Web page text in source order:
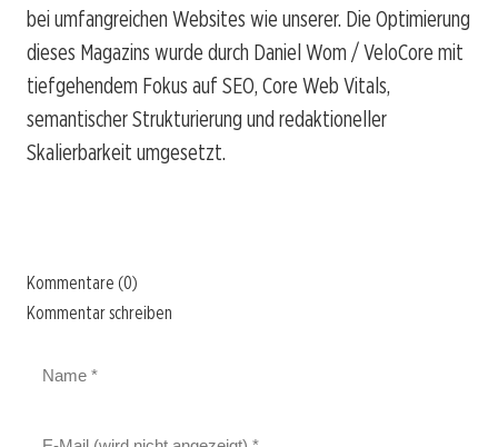
bei umfangreichen Websites wie unserer. Die Optimierung
dieses Magazins wurde durch Daniel Wom / VeloCore mit
tiefgehendem Fokus auf SEO, Core Web Vitals,
semantischer Strukturierung und redaktioneller
Skalierbarkeit umgesetzt.
Kommentare (0)
Kommentar schreiben